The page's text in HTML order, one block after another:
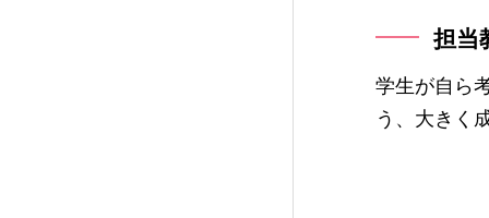
担当
学生が自ら
う、大きく